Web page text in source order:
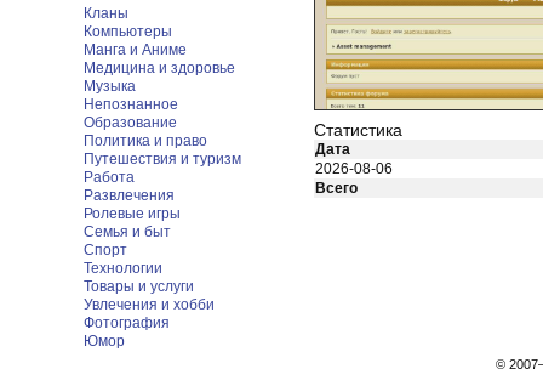
Кланы
Компьютеры
Манга и Аниме
Медицина и здоровье
Музыка
Непознанное
Образование
Политика и право
Путешествия и туризм
Работа
Развлечения
Ролевые игры
Семья и быт
Спорт
Технологии
Товары и услуги
Увлечения и хобби
Фотография
Юмор
Статистика
Дата
2026-08-06
Всего
©